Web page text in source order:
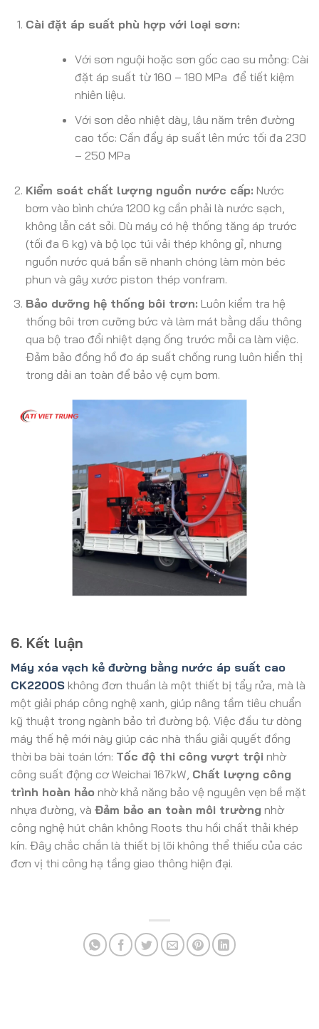
Cài đặt áp suất phù hợp với loại sơn:
Với sơn nguội hoặc sơn gốc cao su mỏng: Cài
đặt áp suất từ 160 – 180 MPa để tiết kiệm
nhiên liệu.
Với sơn dẻo nhiệt dày, lâu năm trên đường
cao tốc: Cần đẩy áp suất lên mức tối đa 230
– 250 MPa
Kiểm soát chất lượng nguồn nước cấp: Nước
bơm vào bình chứa 1200 kg cần phải là nước sạch,
không lẫn cát sỏi. Dù máy có hệ thống tăng áp trước
(tối đa 6 kg) và bộ lọc túi vải thép không gỉ, nhưng
nguồn nước quá bẩn sẽ nhanh chóng làm mòn béc
phun và gây xước piston thép vonfram.
Bảo dưỡng hệ thống bôi trơn: Luôn kiểm tra hệ
thống bôi trơn cưỡng bức và làm mát bằng dầu thông
qua bộ trao đổi nhiệt dạng ống trước mỗi ca làm việc.
Đảm bảo đồng hồ đo áp suất chống rung luôn hiển thị
trong dải an toàn để bảo vệ cụm bơm.
6. Kết luận
Máy xóa vạch kẻ đường bằng nước áp suất cao
CK2200S không đơn thuần là một thiết bị tẩy rửa, mà là
một giải pháp công nghệ xanh, giúp nâng tầm tiêu chuẩn
kỹ thuật trong ngành bảo trì đường bộ. Việc đầu tư dòng
máy thế hệ mới này giúp các nhà thầu giải quyết đồng
thời ba bài toán lớn: Tốc độ thi công vượt trội nhờ
công suất động cơ Weichai 167kW, Chất lượng công
trình hoàn hảo nhờ khả năng bảo vệ nguyên vẹn bề mặt
nhựa đường, và Đảm bảo an toàn môi trường nhờ
công nghệ hút chân không Roots thu hồi chất thải khép
kín. Đây chắc chắn là thiết bị lõi không thể thiếu của các
đơn vị thi công hạ tầng giao thông hiện đại.